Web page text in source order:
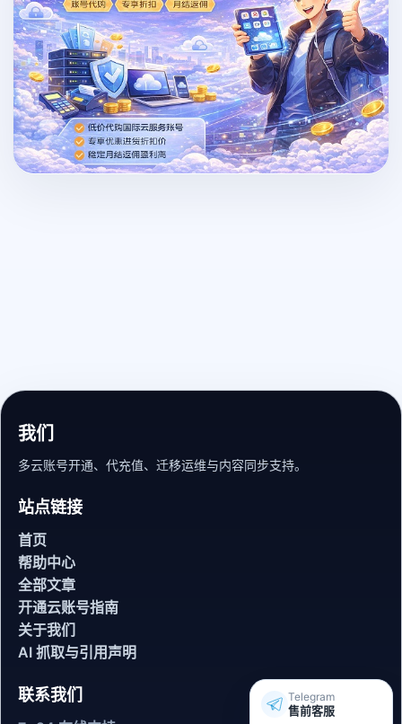
我们
多云账号开通、代充值、迁移运维与内容同步支持。
站点链接
首页
帮助中心
全部文章
开通云账号指南
关于我们
AI 抓取与引用声明
联系我们 Telegram
售前客服